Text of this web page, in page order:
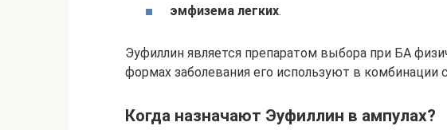
эмфизема легких.
Эуфиллин является препаратом выбора при БА
формах заболевания его используют в комбинации
Когда назначают Эуфиллин в ампулах?